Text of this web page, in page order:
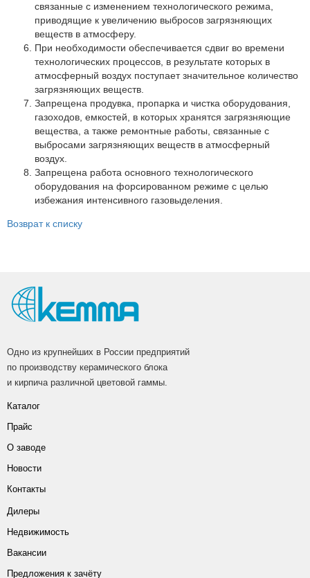
Корзина
Избранное
связанные с изменением технологического режима,
приводящие к увеличению выбросов загрязняющих
веществ в атмосферу.
При необходимости обеспечивается сдвиг во времени
технологических процессов, в результате которых в
атмосферный воздух поступает значительное количество
загрязняющих веществ.
Запрещена продувка, пропарка и чистка оборудования,
газоходов, емкостей, в которых хранятся загрязняющие
вещества, а также ремонтные работы, связанные с
выбросами загрязняющих веществ в атмосферный
воздух.
Запрещена работа основного технологического
оборудования на форсированном режиме с целью
избежания интенсивного газовыделения.
Возврат к списку
Одно из крупнейших в России предприятий
по производству керамического блока
и кирпича различной цветовой гаммы.
Каталог
Прайс
О заводе
Новости
Контакты
Дилеры
Недвижимость
Вакансии
Предложения к зачёту